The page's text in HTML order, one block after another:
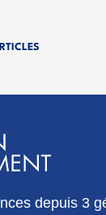
depuis 3